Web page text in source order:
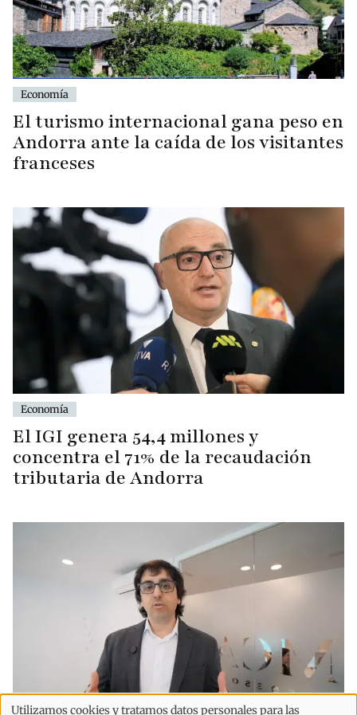
Economía
El turismo internacional gana peso en
Andorra ante la caída de los visitantes
franceses
Economía
El IGI genera 54,4 millones y
concentra el 71% de la recaudación
tributaria de Andorra
Utilizamos cookies y tratamos datos personales para las